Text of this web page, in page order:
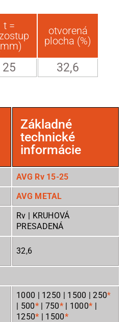
t =
otvorená
plocha (%)
25 32,6
Základné
technické
informácie
AVG Rv 15-25
AVG METAL
Rv | KRUHOVÁ
PRESADENÁ
32,6
1000 | 1250 | 1500 | 250*
| 500* | 750*| 1000* |
1250* | 1500*